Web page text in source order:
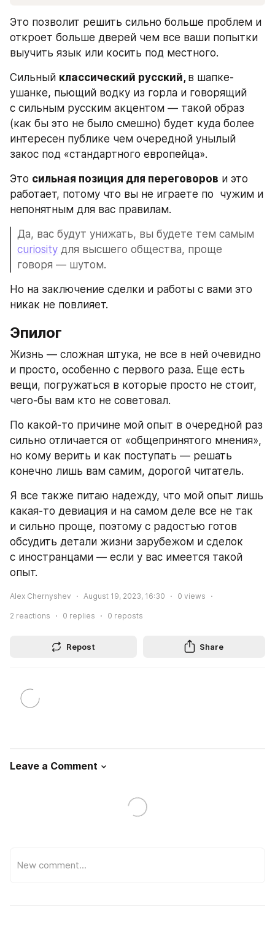
Это позволит решить сильно больше проблем и
откроет больше дверей чем все ваши попытки
выучить язык или косить под местного.
Сильный классический русский, в шапке-
ушанке, пьющий водку из горла и говорящий
с сильным русским акцентом — такой образ
(как бы это не было смешно) будет куда более
интересен публике чем очередной унылый
закос под «стандартного европейца».
Это сильная позиция для переговоров и это
работает, потому что вы не играете по  чужим и
непонятным для вас правилам.
curiosity для высшего общества, проще
говоря — шутом.
Но на заключение сделки и работы с вами это
никак не повлияет.
Эпилог
Жизнь — сложная штука, не все в ней очевидно
и просто, особенно с первого раза. Еще есть
вещи, погружаться в которые просто не стоит,
чего-бы вам кто не советовал.
По какой-то причине мой опыт в очередной раз
сильно отличается от «общепринятого мнения»,
но кому верить и как поступать — решать
конечно лишь вам самим, дорогой читатель.
Я все также питаю надежду, что мой опыт лишь
какая-то девиация и на самом деле все не так
и сильно проще, поэтому с радостью готов
обсудить детали жизни зарубежом и сделок
с иностранцами — если у вас имеется такой
опыт.
Alex Chernyshev August 19, 2023, 16:30 0 views
2 reactions 0 replies 0 reposts
Repost Share
Leave a Comment